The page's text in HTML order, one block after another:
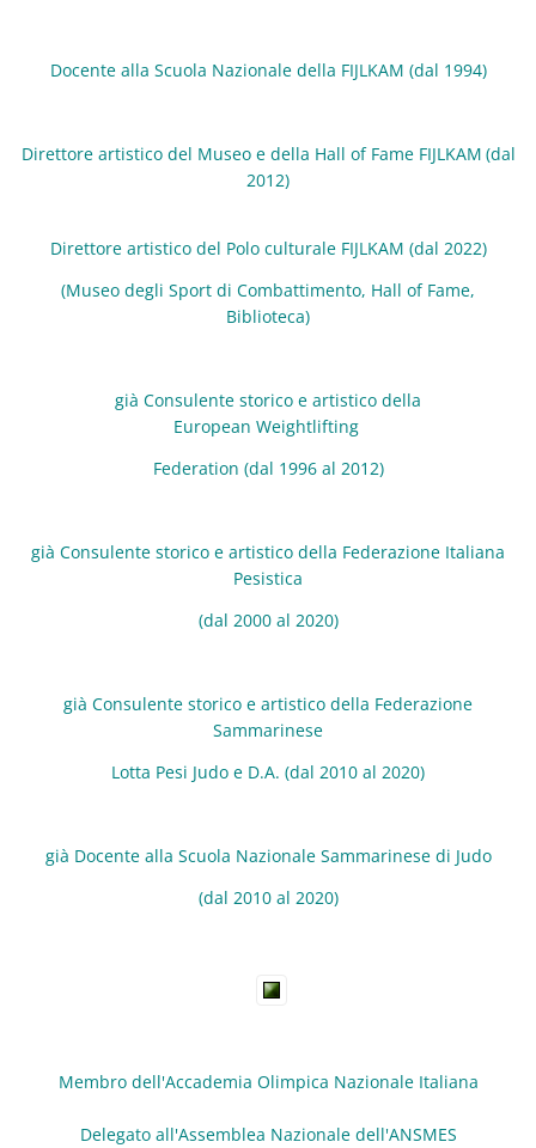
Docente alla Scuola Nazionale della FIJLKAM (dal 1994)
Direttore artistico del Museo e della Hall of Fame FIJLKAM (dal
2012)
Direttore artistico del Polo culturale FIJLKAM (dal 2022)
(Museo degli Sport di Combattimento, Hall of Fame,
Biblioteca)
già Consulente storico e artistico della
European Weightlifting
Federation (dal 1996 al 2012)
già Consulente storico e artistico della Federazione Italiana
Pesistica
(dal 2000 al 2020)
già Consulente storico e artistico della Federazione
Sammarinese
Lotta Pesi Judo e D.A. (dal 2010 al 2020)
già Docente alla Scuola Nazionale Sammarinese di Judo
(dal 2010 al 2020)
Membro dell'Accademia Olimpica Nazionale Italiana
Delegato all'Assemblea Nazionale dell'ANSMES